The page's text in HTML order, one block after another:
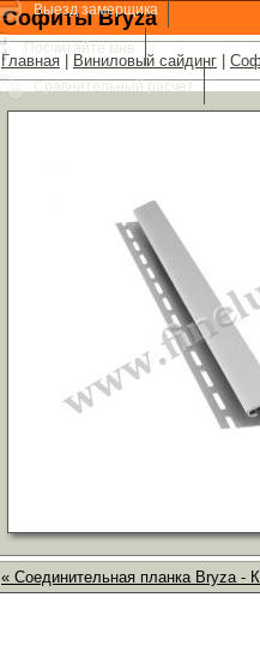
Софиты Bryza
Главная Виниловый сайдинг
« Соединительная планка Bryza -
Выезд замерщика
Посчитайте мне
Сравнительный расчет